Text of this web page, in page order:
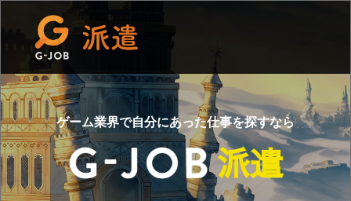
ゲーム業界で自分にあった仕事を探すなら
派遣